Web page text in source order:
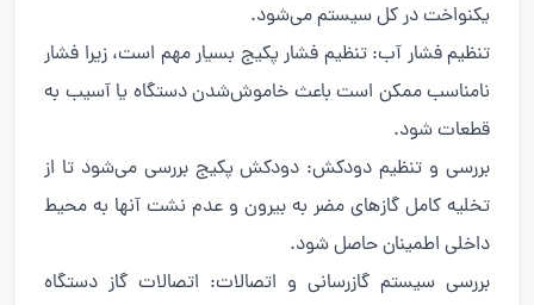
یکنواخت در کل سیستم می‌شود.
تنظیم فشار آب: تنظیم فشار پکیج بسیار مهم است، زیرا فشار
نامناسب ممکن است باعث خاموش‌شدن دستگاه یا آسیب به
قطعات شود.
بررسی و تنظیم دودکش: دودکش پکیج بررسی می‌شود تا از
تخلیه کامل گازهای مضر به بیرون و عدم نشت آنها به محیط
داخلی اطمینان حاصل شود.
بررسی سیستم گازرسانی و اتصالات: اتصالات گاز دستگاه